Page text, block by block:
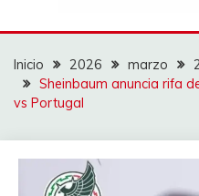
Inicio 2026 marzo
Sheinbaum anuncia rifa
vs Portugal